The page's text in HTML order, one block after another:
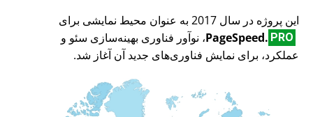
این پروژه در سال 2017 به عنوان محیط نمایشی برای
PageSpeed. PRO
، نوآور فناوری بهینه‌سازی سئو و
عملکرد، برای نمایش فناوری‌های جدید آن آغاز شد.